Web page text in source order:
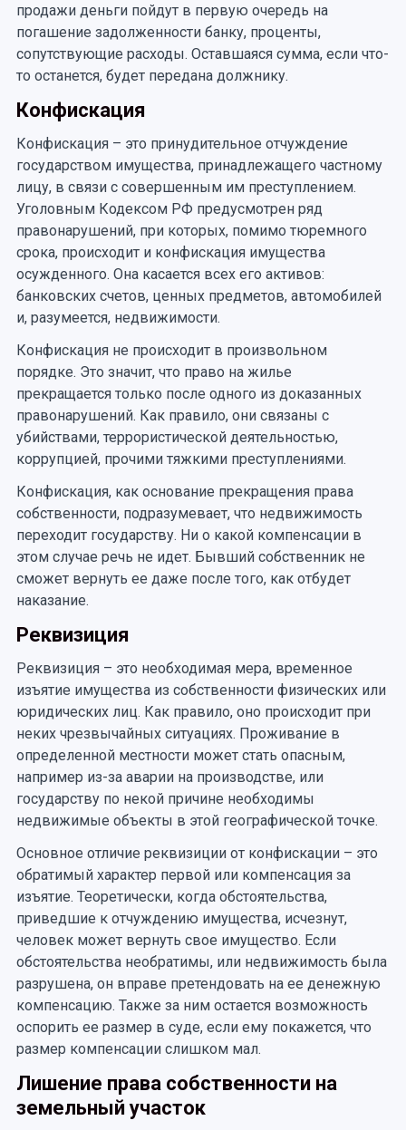
продажи деньги пойдут в первую очередь на
погашение задолженности банку, проценты,
сопутствующие расходы. Оставшаяся сумма, если что-
то останется, будет передана должнику.
Конфискация
Конфискация – это принудительное отчуждение
государством имущества, принадлежащего частному
лицу, в связи с совершенным им преступлением.
Уголовным Кодексом РФ предусмотрен ряд
правонарушений, при которых, помимо тюремного
срока, происходит и конфискация имущества
осужденного. Она касается всех его активов:
банковских счетов, ценных предметов, автомобилей
и, разумеется, недвижимости.
Конфискация не происходит в произвольном
порядке. Это значит, что право на жилье
прекращается только после одного из доказанных
правонарушений. Как правило, они связаны с
убийствами, террористической деятельностью,
коррупцией, прочими тяжкими преступлениями.
Конфискация, как основание прекращения права
собственности, подразумевает, что недвижимость
переходит государству. Ни о какой компенсации в
этом случае речь не идет. Бывший собственник не
сможет вернуть ее даже после того, как отбудет
наказание.
Реквизиция
Реквизиция – это необходимая мера, временное
изъятие имущества из собственности физических или
юридических лиц. Как правило, оно происходит при
неких чрезвычайных ситуациях. Проживание в
определенной местности может стать опасным,
например из-за аварии на производстве, или
государству по некой причине необходимы
недвижимые объекты в этой географической точке.
Основное отличие реквизиции от конфискации – это
обратимый характер первой или компенсация за
изъятие. Теоретически, когда обстоятельства,
приведшие к отчуждению имущества, исчезнут,
человек может вернуть свое имущество. Если
обстоятельства необратимы, или недвижимость была
разрушена, он вправе претендовать на ее денежную
компенсацию. Также за ним остается возможность
оспорить ее размер в суде, если ему покажется, что
размер компенсации слишком мал.
Лишение права собственности на
земельный участок